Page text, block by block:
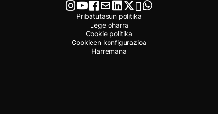
Pribatutasun politika
Lege oharra
Cookie politika
Cookieen konfigurazioa
Harremana